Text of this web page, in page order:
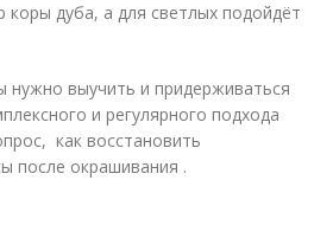
коры дуба, а для светлых подойдёт
нужно выучить и придерживаться
и регулярного подхода
как восстановить
после окрашивания .